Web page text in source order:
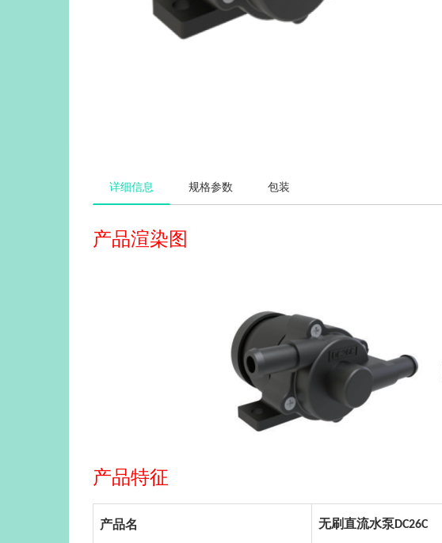
详细信息 规格参数 包装
产品渲染图
产品特征
产品名 无刷直流水泵DC26C